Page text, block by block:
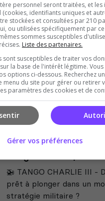
Tango Charlie |
Exile sur Chernarus.
Tango Charlie |
🚁 TANGO CHARLIE III -
prêt à plonger dans un
stratégie militaire ?
personnel seront traitées, et
identifiants uniques et
stockées et consultées par 210
ou utilisées spécifiquement par
sommes susceptibles
Liste des partenaires.
sont susceptibles de traiter vos
la base de l'intérêt légitime.
options ci-dessous. Recherchez
menu du site pour gérer ou retirer
paramètres des cookies et de
Gérer vos préférences